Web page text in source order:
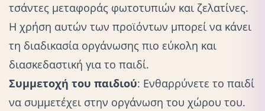
τσάντες μεταφοράς φωτοτυπιών και ζελατίνες.
Η χρήση αυτών των προϊόντων μπορεί να κάνει
τη διαδικασία οργάνωσης πιο εύκολη και
διασκεδαστική για το παιδί.
Συμμετοχή του παιδιού: Ενθαρρύνετε το παιδί
να συμμετέχει στην οργάνωση του χώρου του.